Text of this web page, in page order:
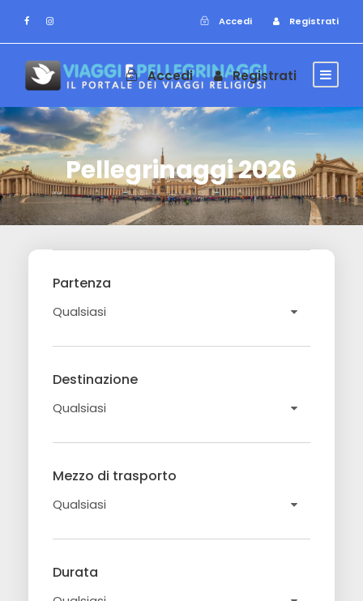
Accedi Registrati
Accedi Registrati
Pellegrinaggi 2026
Partenza
Destinazione
Mezzo di trasporto
Durata